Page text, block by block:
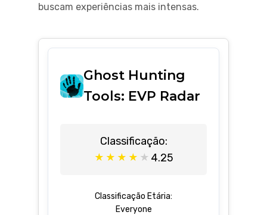
buscam experiências mais intensas.
Ghost Hunting
Tools: EVP Radar
Classificação:
★ ★ ★ ★ ★ 4.25
Classificação Etária:
Everyone